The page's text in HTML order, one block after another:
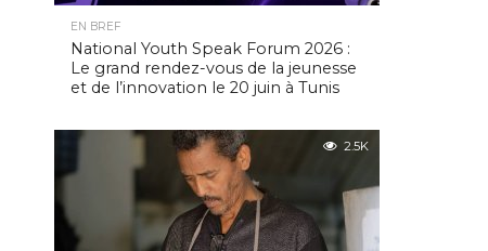
EN BREF
National Youth Speak Forum 2026 :
Le grand rendez-vous de la jeunesse
et de l’innovation le 20 juin à Tunis
2.5K